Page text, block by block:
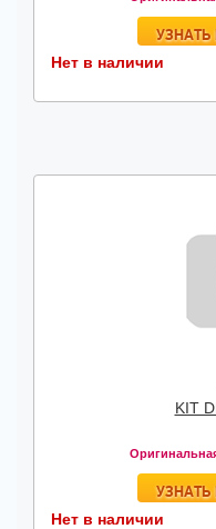
Нет в наличии
KIT
Нет в наличии